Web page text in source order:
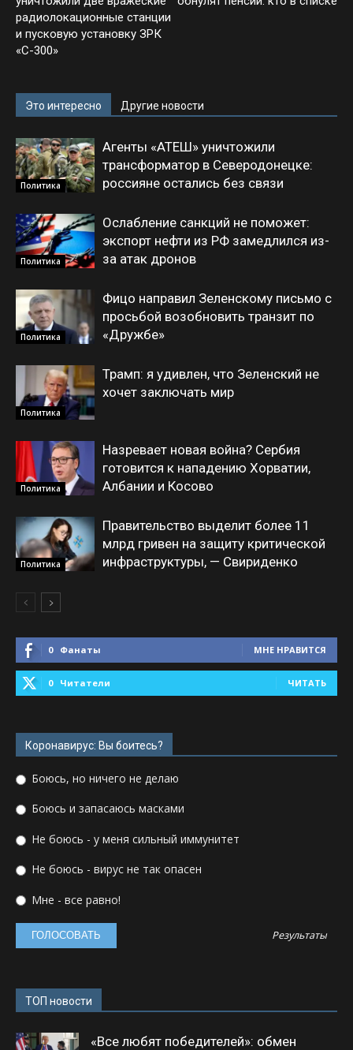
радиолокационные станции
и пусковую установку ЗРК
«С-300»
Это интересно Другие новости
Политика
Агенты «АТЕШ» уничтожили
трансформатор в Северодонецке:
россияне остались без связи
Политика
Ослабление санкций не поможет:
экспорт нефти из РФ замедлился из-
за атак дронов
Политика
Фицо направил Зеленскому письмо с
просьбой возобновить транзит по
«Дружбе»
Политика
Трамп: я удивлен, что Зеленский не
хочет заключать мир
Политика
Назревает новая война? Сербия
готовится к нападению Хорватии,
Албании и Косово
Политика
Правительство выделит более 11
млрд гривен на защиту критической
инфраструктуры, — Свириденко
0 Фанаты МНЕ НРАВИТСЯ
0 Читатели ЧИТАТЬ
Коронавирус: Вы боитесь?
Боюсь, но ничего не делаю
Боюсь и запасаюсь масками
Не боюсь - у меня сильный иммунитет
Не боюсь - вирус не так опасен
Мне - все равно!
Результаты
ТОП новости
«Все любят победителей»: обмен